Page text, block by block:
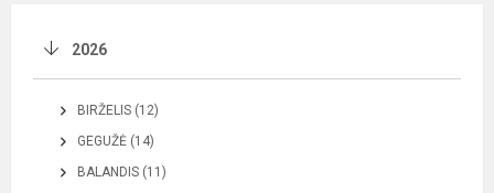
2026
BIRŽELIS (12)
GEGUŽĖ (14)
BALANDIS (11)